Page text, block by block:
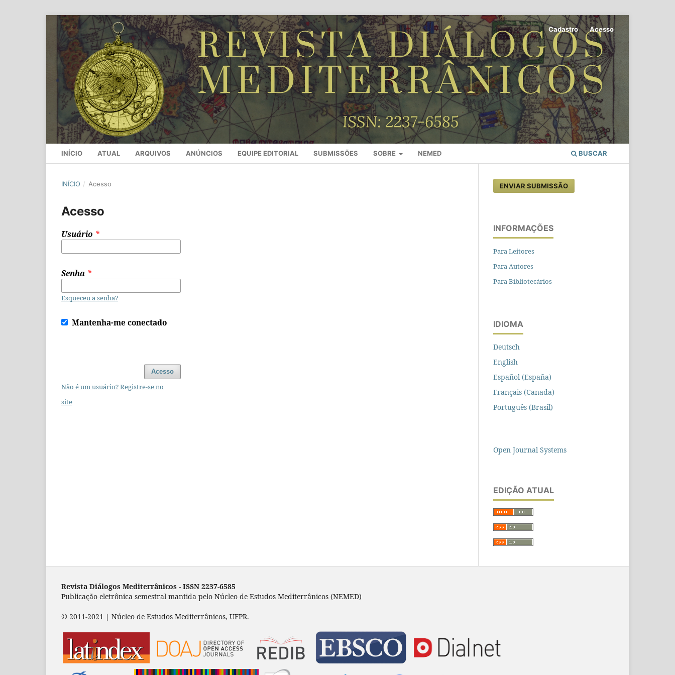
INÍCIO ATUAL ARQUIVOS ANÚNCIOS EQUIPE EDITORIAL SUBMISSÕES SOBRE NEMED BUSCAR
Cadastro Acesso
INÍCIO / Acesso
Acesso
Usuário *
Senha *
Esqueceu a senha?
Mantenha-me conectado
Acesso
Não é um usuário? Registre-se no
site
ENVIAR SUBMISSÃO
INFORMAÇÕES
Para Leitores
Para Autores
Para Bibliotecários
IDIOMA
Deutsch
English
Español (España)
Français (Canada)
Português (Brasil)
Open Journal Systems
EDIÇÃO ATUAL
Revista Diálogos Mediterrânicos - ISSN 2237-6585
Publicação eletrônica semestral mantida pelo Núcleo de Estudos Mediterrânicos (NEMED)
© 2011-2021 | Núcleo de Estudos Mediterrânicos, UFPR.